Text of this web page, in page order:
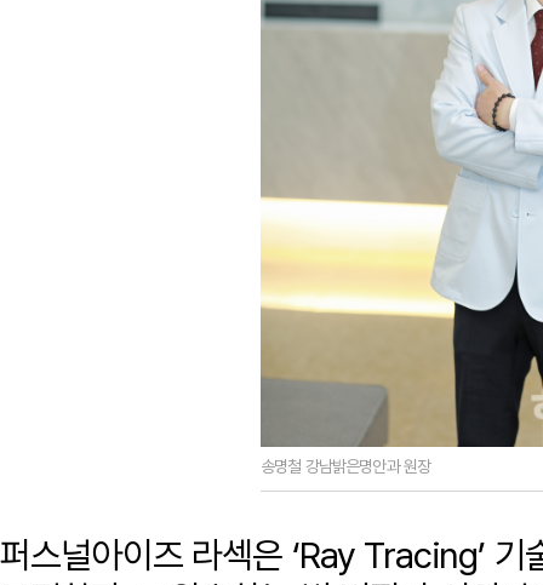
송명철 강남밝은명안과 원장
퍼스널아이즈 라섹은 ‘Ray Tracing’